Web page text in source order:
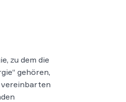
zu dem die
gehören,
vereinbarten